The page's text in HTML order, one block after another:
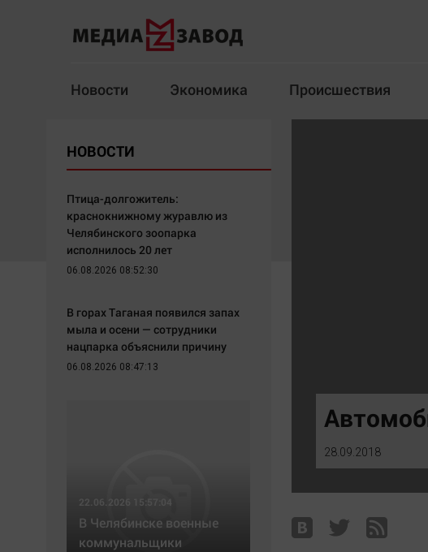
Новости Экономика Происшествия
Здоровье
Архив
Общество
Политика
Экономика
Технологии
Отраслевые темы
Медиаграмотность
28.09.2018
НОВОСТИ
Птица-долгожитель:
краснокнижному журавлю из
Челябинского зоопарка
исполнилось 20 лет
06.08.2026 08:52:30
В горах Таганая появился запах
мыла и осени — сотрудники
нацпарка объяснили причину
06.08.2026 08:47:13
22.06.2026 15:57:04
В Челябинске военные
коммунальщики